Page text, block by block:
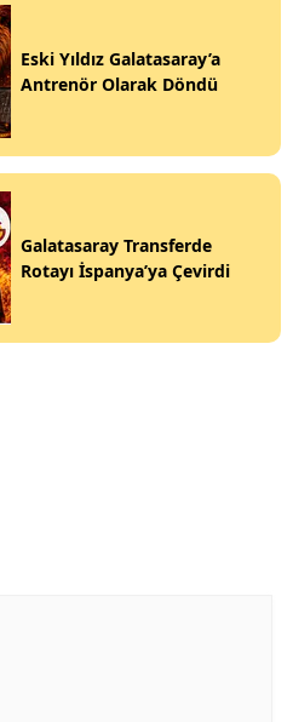
Eski Yıldız Galatasaray’a
Antrenör Olarak Döndü
Galatasaray Transferde
Rotayı İspanya’ya Çevirdi